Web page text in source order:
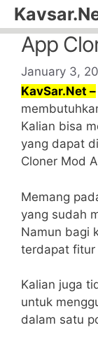
Skip
to
content
App
January 3,
KavSar.Net –
Kalian bisa
yang dapat
Cloner Mod
Memang
yang sudah
Namun bagi
terdapat fitur
Kalian juga
untuk
dalam satu